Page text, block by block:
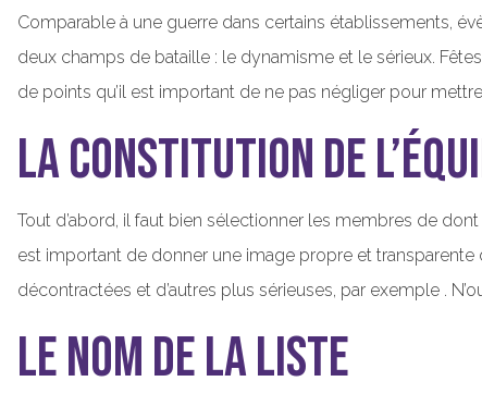
Comparable à une guerre dans certains établissements,
deux champs de bataille : le dynamisme et le sérieux.
de points qu’il est important de ne pas négliger pour
La constitution de
Tout d’abord, il faut bien sélectionner les membres de
est important de donner une image propre et transparente
décontractées et d’autres plus sérieuses, par exemple .
Le nom de la liste